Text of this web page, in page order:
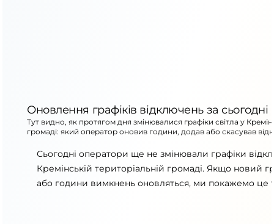
Оновлення графіків відключень за сьогодні
Тут видно, як протягом дня змінювалися графіки світла у
громаді: який оператор оновив години, додав або скасував
Сьогодні оператори ще не змінювали графіки
Кремінській територіальній громаді. Якщо новий
або години вимкнень оновляться, ми покажемо це